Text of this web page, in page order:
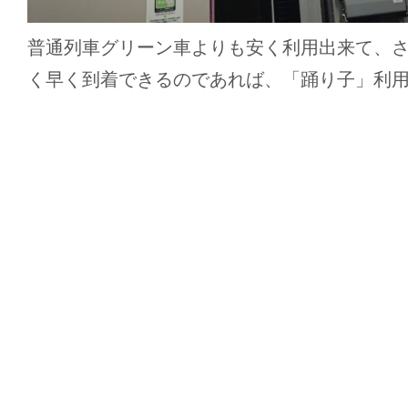
普通列車グリーン車よりも安く利用出来て、
く早く到着できるのであれば、「踊り子」利